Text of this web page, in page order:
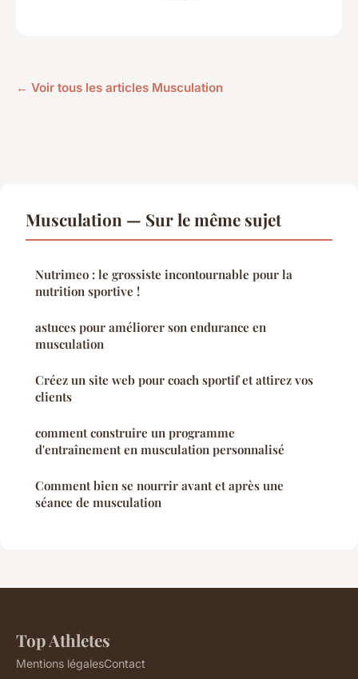
← Voir tous les articles Musculation
Musculation — Sur le même sujet
Nutrimeo : le grossiste incontournable pour la
nutrition sportive !
astuces pour améliorer son endurance en
musculation
Créez un site web pour coach sportif et attirez vos
clients
comment construire un programme
d'entraînement en musculation personnalisé
Comment bien se nourrir avant et après une
séance de musculation
Top Athletes
Mentions légalesContact